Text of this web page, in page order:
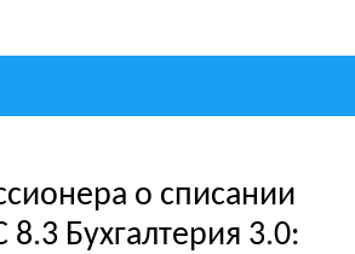
о списании
8.3 Бухгалтерия 3.0: